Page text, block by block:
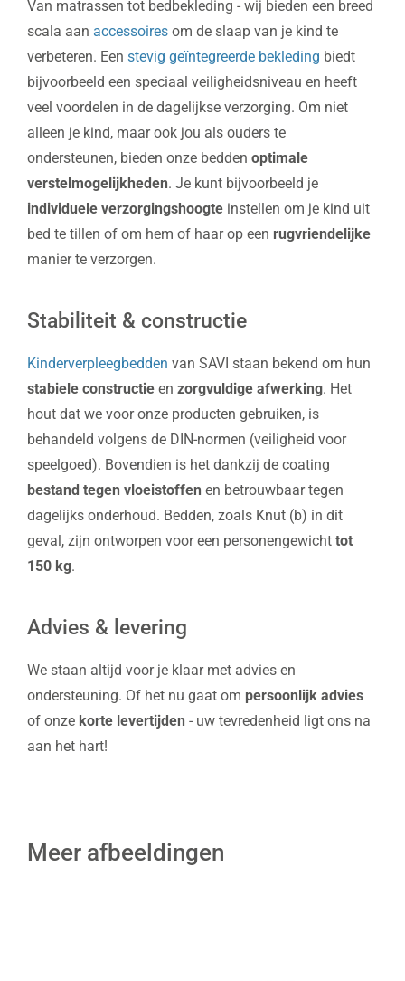
Van matrassen tot bedbekleding - wij bieden een breed
scala aan accessoires om de slaap van je kind te
verbeteren. Een stevig geïntegreerde bekleding biedt
bijvoorbeeld een speciaal veiligheidsniveau en heeft
veel voordelen in de dagelijkse verzorging. Om niet
alleen je kind, maar ook jou als ouders te
ondersteunen, bieden onze bedden optimale
verstelmogelijkheden. Je kunt bijvoorbeeld je
individuele verzorgingshoogte instellen om je kind uit
bed te tillen of om hem of haar op een rugvriendelijke
manier te verzorgen.
Stabiliteit & constructie
Kinderverpleegbedden van SAVI staan bekend om hun
stabiele constructie en zorgvuldige afwerking. Het
hout dat we voor onze producten gebruiken, is
behandeld volgens de DIN-normen (veiligheid voor
speelgoed). Bovendien is het dankzij de coating
bestand tegen vloeistoffen en betrouwbaar tegen
dagelijks onderhoud. Bedden, zoals Knut (b) in dit
geval, zijn ontworpen voor een personengewicht tot
150 kg.
Advies & levering
We staan altijd voor je klaar met advies en
ondersteuning. Of het nu gaat om persoonlijk advies
of onze korte levertijden - uw tevredenheid ligt ons na
aan het hart!
Meer afbeeldingen